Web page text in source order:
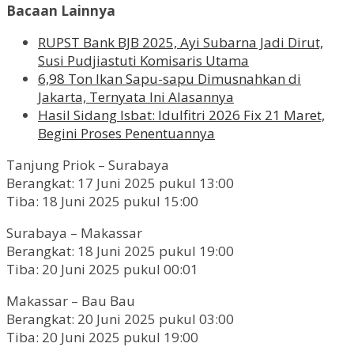
Bacaan Lainnya
RUPST Bank BJB 2025, Ayi Subarna Jadi Dirut,
Susi Pudjiastuti Komisaris Utama
6,98 Ton Ikan Sapu-sapu Dimusnahkan di
Jakarta, Ternyata Ini Alasannya
Hasil Sidang Isbat: Idulfitri 2026 Fix 21 Maret,
Begini Proses Penentuannya
Tanjung Priok – Surabaya
Berangkat: 17 Juni 2025 pukul 13:00
Tiba: 18 Juni 2025 pukul 15:00
Surabaya – Makassar
Berangkat: 18 Juni 2025 pukul 19:00
Tiba: 20 Juni 2025 pukul 00:01
Makassar – Bau Bau
Berangkat: 20 Juni 2025 pukul 03:00
Tiba: 20 Juni 2025 pukul 19:00